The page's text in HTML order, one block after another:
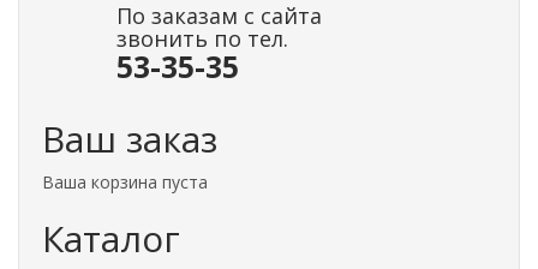
По заказам с сайта
звонить по тел.
53-35-35
Ваш заказ
Ваша корзина пуста
Каталог